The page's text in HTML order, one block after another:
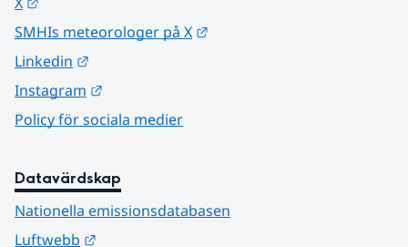
SMHIs meteorologer på X
Linkedin
Instagram
Policy för sociala medier
Datavärdskap
Nationella emissionsdatabasen
Luftwebb